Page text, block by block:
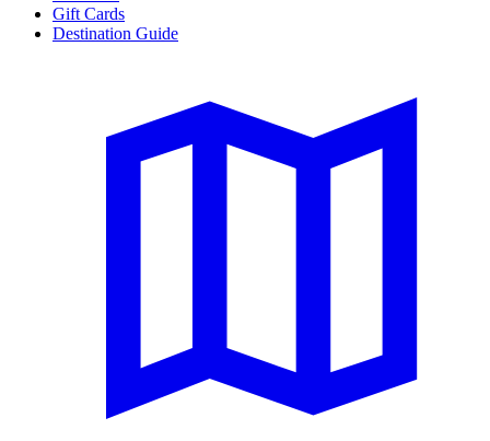
Gift Cards
Destination Guide